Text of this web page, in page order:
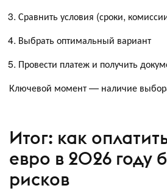
Сравнить условия (сроки,
Выбрать оптимальный вариант
Провести платеж и получить
Ключевой момент — наличие
Итог: как
евро в 2026 году
рисков